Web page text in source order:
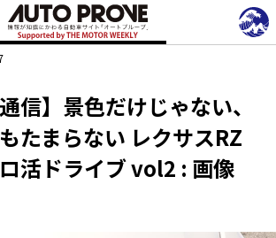
信】景色だけじゃない、
たまらない レクサスRZ
活ドライブ vol2 : 画像